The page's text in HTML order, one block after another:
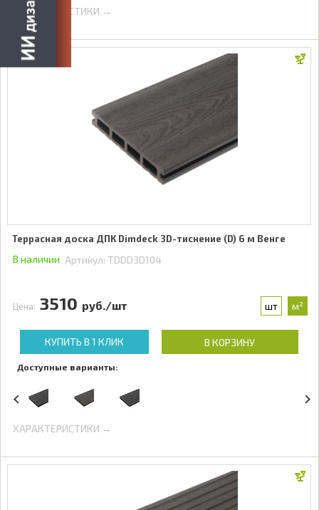
ХАРАКТЕРИСТИКИ →
Террасная доска ДПК Dimdeck 3D-тиснение (D) 6 м Венге
В наличии Артикул: TDDD3D104
Цена: 3510 руб./шт шт м²
КУПИТЬ В 1 КЛИК В КОРЗИНУ
Доступные варианты:
ХАРАКТЕРИСТИКИ →